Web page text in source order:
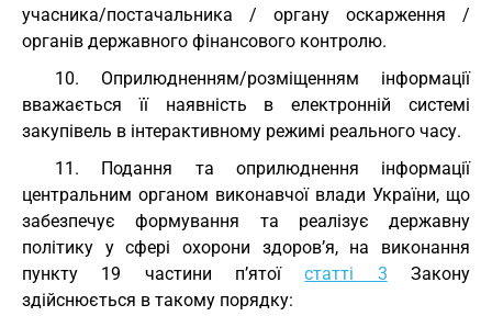
учасника/постачальника / органу оскарження /
органів державного фінансового контролю.
10. Оприлюдненням/розміщенням інформації
вважається її наявність в електронній системі
закупівель в інтерактивному режимі реального часу.
11. Подання та оприлюднення інформації
центральним органом виконавчої влади України, що
забезпечує формування та реалізує державну
політику у сфері охорони здоров’я, на виконання
пункту 19 частини п’ятоїстатті 3 Закону
здійснюється в такому порядку: